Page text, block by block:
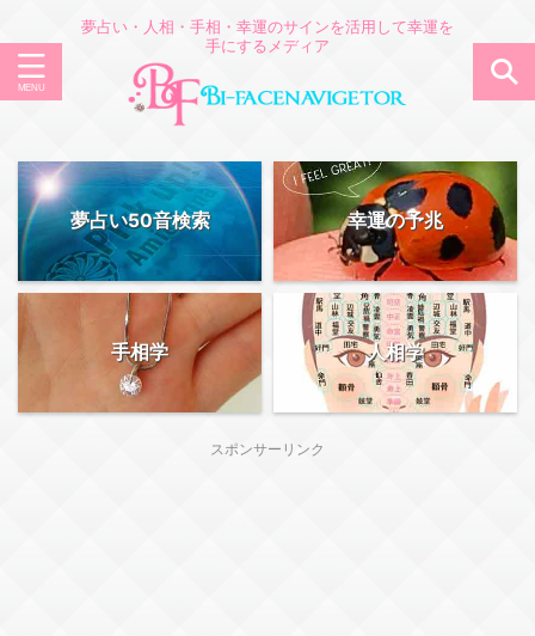
夢占い・人相・手相・幸運のサインを活用して幸運を
手にするメディア
夢占い50音検索 幸運の予兆
手相学 人相学
スポンサーリンク